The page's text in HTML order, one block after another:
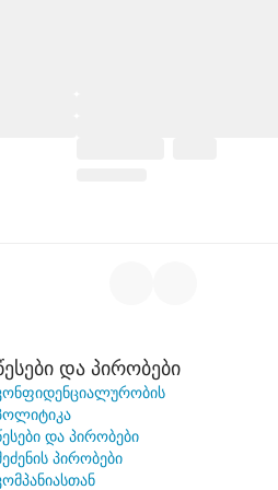
და პირობები
და პირობები
პირობები